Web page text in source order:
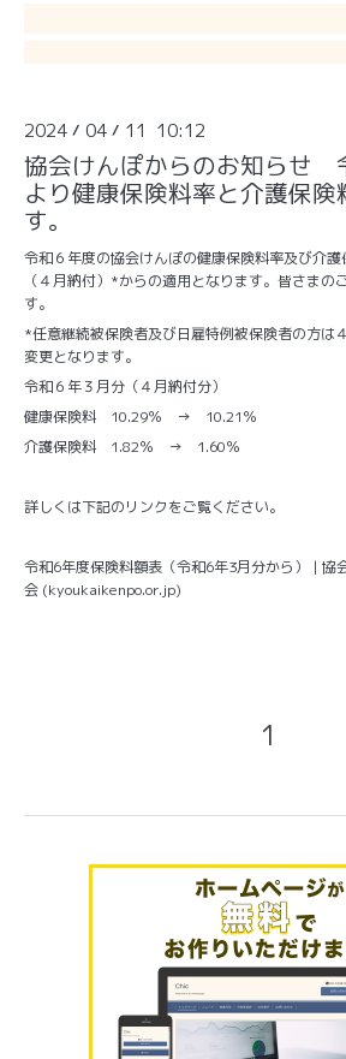
2024 / 04 / 11 10:12
協会けんぽからのお知らせ
より健康保険料率と介護保険
す。
令和６年度の協会けんぽの健康保険料率及び介
（４月納付）*からの適用となります。皆さまの
す。
*任意継続被保険者及び日雇特例被保険者の方は
変更となります。
令和６年３月分（４月納付分）
健康保険料 10.29％ → 10.21％
介護保険料 1.82％ → 1.60％
詳しくは下記のリンクをご覧ください。
令和6年度保険料額表（令和6年3月分から） | 協
会 (kyoukaikenpo.or.jp)
1